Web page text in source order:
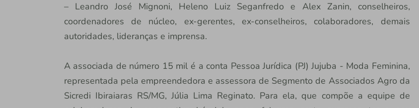
– Leandro José Mignoni, Heleno Luiz Seganfredo e Alex Zanin, conselheiros,
coordenadores de núcleo, ex-gerentes, ex-conselheiros, colaboradores, demais
autoridades, lideranças e imprensa.
A associada de número 15 mil é a conta Pessoa Jurídica (PJ) Jujuba - Moda Feminina,
representada pela empreendedora e assessora de Segmento de Associados Agro da
Sicredi Ibiraiaras RS/MG, Júlia Lima Reginato. Para ela, que compõe a equipe de